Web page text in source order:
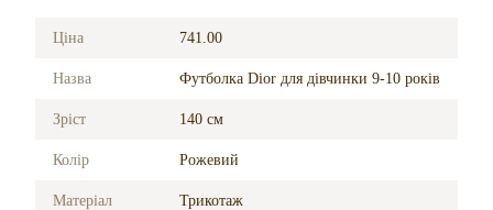
Ціна 741.00
Назва Футболка Dior для дівчинки 9-10 років
Зріст 140 см
Колір Рожевий
Матеріал Трикотаж